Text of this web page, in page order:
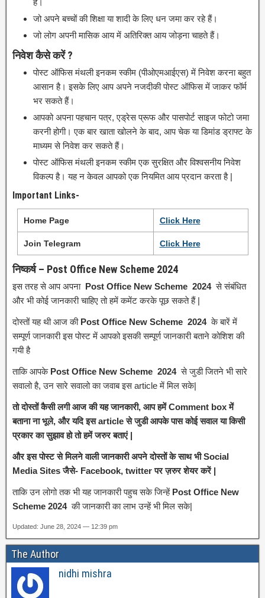
हैं।
जो अपने बच्चों की शिक्षा या शादी के लिए धन जमा कर रहे हैं।
जो लोग अपनी मासिक आय में अतिरिक्त आय जोड़ना चाहते हैं।
निवेश कैसे करें ?
पोस्ट ऑफिस मंथली इनकम स्कीम (पीओएमआईएस) में निवेश करना बहुत
आसान है। इसके लिए आप अपने नजदीकी पोस्ट ऑफिस में जाकर फॉर्म
भर सकते हैं।
आपको अपना पहचान पत्र, एड्रेस प्रूफ और पासपोर्ट साइज फोटो जमा
करनी होगी। एक बार खाता खोलने के बाद, आप चेक या डिमांड ड्राफ्ट के
माध्यम से निवेश कर सकते हैं।
पोस्ट ऑफिस मंथली इनकम स्कीम एक सुरक्षित और विश्वसनीय निवेश
विकल्प है। यह न केवल आपको एक नियमित आय प्रदान करता है |
Important Links-
Home Page Click Here
Join Telegram Click Here
निष्कर्ष – Post Office New Scheme 2024
इस तरह से आप अपना Post Office New Scheme 2024से संबंधित
और भी कोई जानकारी चाहिए तो हमें कमेंट करके पूछ सकते हैं |
दोस्तों यह थी आज की Post Office New Scheme 2024के बारें में
सम्पूर्ण जानकारी इस पोस्ट में आपको इसकी सम्पूर्ण जानकारी बताने कोशिश की
गयी है
ताकि आपकेPost Office New Scheme 2024से जुडी जितने भी सारे
सवालो है, उन सारे सवालो का जवाब इस article में मिल सके|
तो दोस्तों कैसी लगी आज की यह जानकारी, आप हमें Comment box में
बताना ना भूले, और यदि इस article से जुडी आपके पास कोई सवाल या किसी
प्रकार का सुझाव हो तो हमें जरुर बताएं |
और इस पोस्ट से मिलने वाली जानकारी अपने दोस्तों के साथ भी Social
Media Sites जैसे- Facebook, twitter पर ज़रुर शेयर करें |
ताकि उन लोगो तक भी यह जानकारी पहुच सके जिन्हें Post Office New
Scheme 2024की जानकारी का लाभ उन्हें भी मिल सके|
Updated: June 28, 2024 — 12:39 pm
The Author
nidhi mishra